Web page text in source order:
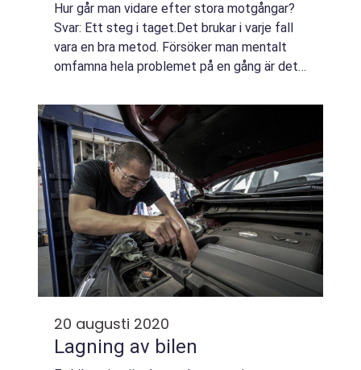
Hur går man vidare efter stora motgångar?
Svar: Ett steg i taget.Det brukar i varje fall
vara en bra metod. Försöker man mentalt
omfamna hela problemet på en gång är det
handlingsförlamad. Det känns helt enkelt för
stort...
20 augusti 2020
Lagning av bilen